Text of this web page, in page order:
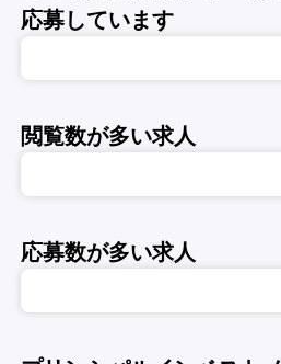
応募しています
閲覧数が多い求人
応募数が多い求人